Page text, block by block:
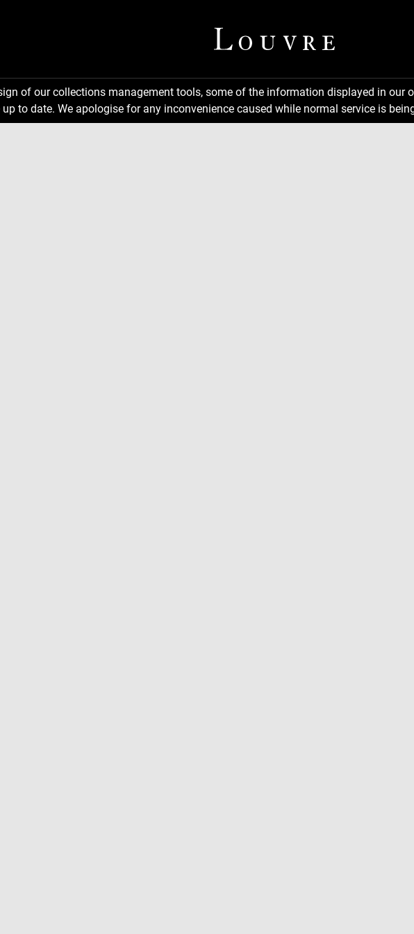
of our collections management tools, some of the information displayed in
to date. We apologise for any inconvenience caused while normal service is